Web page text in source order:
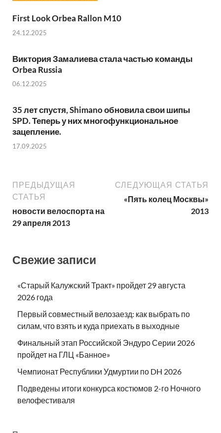
First Look Orbea Rallon M10
24.12.2025
Виктория Замалиева стала частью команды
Orbea Russia
06.12.2025
35 лет спустя, Shimano обновила свои шипы
SPD. Теперь у них многофункциональное
зацепление.
17.09.2025
ПРЕДЫДУЩАЯ
СТАТЬЯ
новости велоспорта на
29 апреля 2013
СЛЕДУЮЩАЯ СТАТЬЯ
«Пять колец Москвы»
2013
Свежие записи
«Старый Калужский Тракт» пройдет 29 августа
2026 года
Первый совместный велозаезд: как выбрать по
силам, что взять и куда приехать в выходные
Финальный этап Российской Эндуро Серии 2026
пройдет на ГЛЦ «Банное»
Чемпионат Республики Удмуртии по DH 2026
Подведены итоги конкурса костюмов 2-го Ночного
велофестиваля